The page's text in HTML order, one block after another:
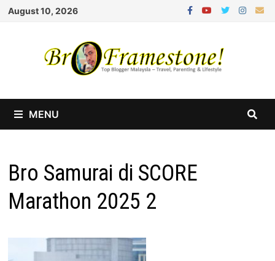
Skip
August 10, 2026
MENU
Bro Samurai di SCORE
Marathon 2025 2